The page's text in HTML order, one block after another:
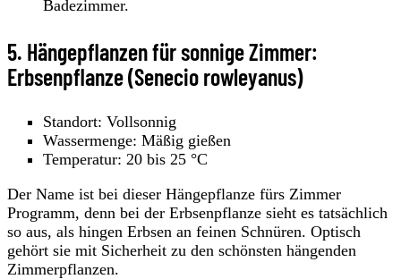
Badezimmer.
5. Hängepflanzen für sonnige Zimmer:
Erbsenpflanze (Senecio rowleyanus)
Standort: Vollsonnig
Wassermenge: Mäßig gießen
Temperatur: 20 bis 25 °C
Der Name ist bei dieser Hängepflanze fürs Zimmer
Programm, denn bei der Erbsenpflanze sieht es tatsächlich
so aus, als hingen Erbsen an feinen Schnüren. Optisch
gehört sie mit Sicherheit zu den schönsten hängenden
Zimmerpflanzen.